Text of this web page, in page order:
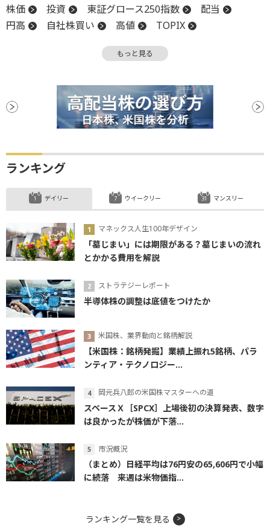
株価
投資 東証グロース250指数
配当
円高
自社株買い 高値
TOPIX
米連邦公開市場委員会
株主総会
堅調
コーポレートガバナンス
後場
材料
前引け 続伸 続落
値がさ株
利下げ
もっと見る
ランキング
デイリー
マネックス人生100年デザイン
「墓じまい」には期限がある？墓じまいの流れ
とかかる費用を解説
ストラテジーレポート
半導体株の調整は底値をつけたか
米国株、業界動向と銘柄解説
【米国株：銘柄発掘】業績上振れ5銘柄、パラ
ンティア・テクノロジー...
岡元兵八郎の米国株マスターへの道
スペースＸ［SPCX］上場後初の決算発表、数字
は良かったが株価が下落...
市況概況
（まとめ）日経平均は76円安の65,606円で小幅
に続落 来週は米物価指...
ウイークリー マンスリー
ランキング一覧を見る